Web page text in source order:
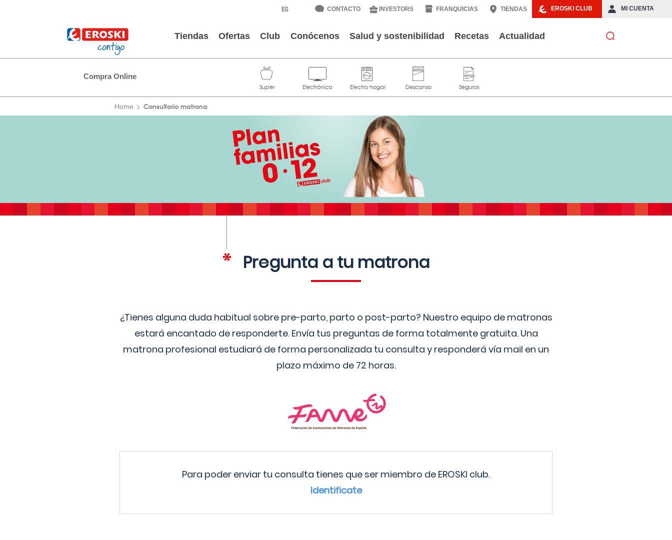
EROSKI CLUB MI CUENTA
CONTACTO INVESTORS FRANQUICIAS TIENDAS
Tiendas Ofertas Club Conócenos Salud y sostenibilidad Recetas Actualidad
Compra Online
Home Consultorio matrona
Pregunta a tu matrona
¿Tienes alguna duda habitual sobre pre-parto, parto o post-parto? Nuestro equipo de matronas
estará encantado de responderte. Envía tus preguntas de forma totalmente gratuita. Una
matrona profesional estudiará de forma personalizada tu consulta y responderá vía mail en un
plazo máximo de 72 horas.
Para poder enviar tu consulta tienes que ser miembro de EROSKI club.
Identificate